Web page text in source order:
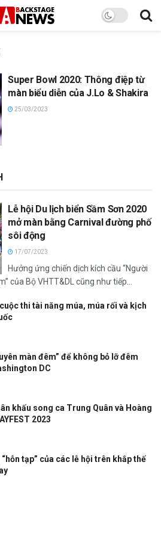
Super Bowl 2020: Thông điệp từ
màn biểu diễn của J.Lo & Shakira
25/03/2023
Lễ hội Du lịch biển Sầm Sơn 2020
mở màn bằng Carnival đường phố
sôi động
17/07/2023
Hưởng ứng chiến dịch kích cầu “Người
của Bộ VHTT&DL cũng như tiếp...
thi tài năng múa, múa rối và kịch
màn đêm” để không bỏ lỡ đêm
DC
khấu song ca Trung Quân và Hoàng
2023
tạp” của các lễ hội trên khắp thế